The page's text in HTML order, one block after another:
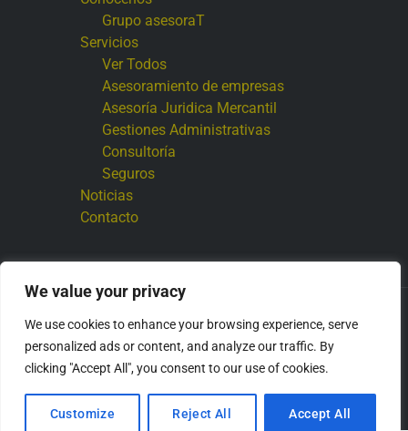
We value your privacy
We use cookies to enhance your browsing experience, serve
personalized ads or content, and analyze our traffic. By
clicking "Accept All", you consent to our use of cookies.
Customize Reject All Accept All
Grupo asesoraT
Servicios
Ver Todos
Asesoramiento de empresas
Asesoría Juridica Mercantil
Gestiones Administrativas
Consultoría
Seguros
Noticias
Contacto
Copyright © 2026 Grupo asesoraT
E
n
v
F
a
T
w
i
n